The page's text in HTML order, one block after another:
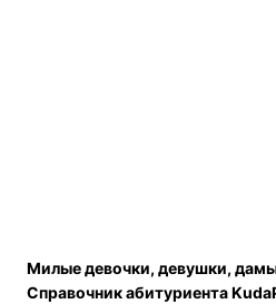
Милые девочки, девушки,
Справочник абитуриента